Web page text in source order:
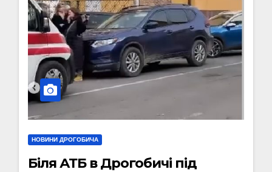
НОВИНИ ДРОГОБИЧА
Біля АТБ в Дрогобичі під